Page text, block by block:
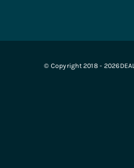
© Copyright 2018 -